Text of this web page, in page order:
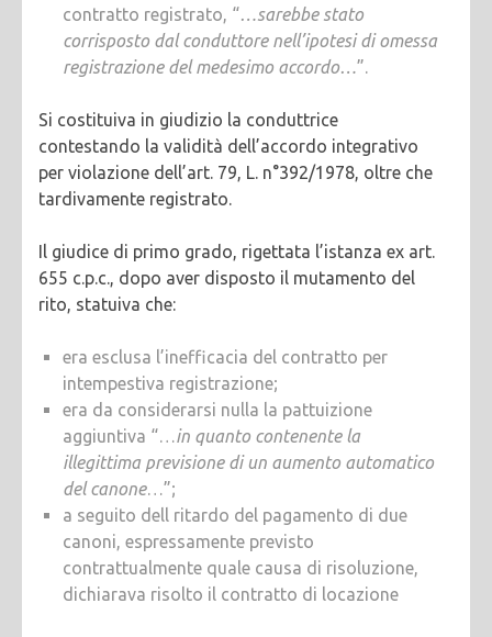
contratto registrato, “…sarebbe stato
corrisposto dal conduttore nell’ipotesi di omessa
registrazione del medesimo accordo…”.
Si costituiva in giudizio la conduttrice
contestando la validità dell’accordo integrativo
per violazione dell’art. 79, L. n°392/1978, oltre che
tardivamente registrato.
Il giudice di primo grado, rigettata l’istanza ex art.
655 c.p.c., dopo aver disposto il mutamento del
rito, statuiva che:
era esclusa l’inefficacia del contratto per
intempestiva registrazione;
era da considerarsi nulla la pattuizione
aggiuntiva “…in quanto contenente la
illegittima previsione di un aumento automatico
del canone…”;
a seguito dell ritardo del pagamento di due
canoni, espressamente previsto
contrattualmente quale causa di risoluzione,
dichiarava risolto il contratto di locazione